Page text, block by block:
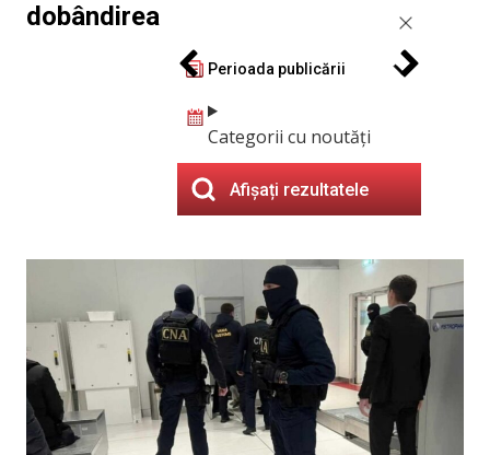
dobândirea
Perioada publicării
Categorii cu noutăți
Afișați rezultatele